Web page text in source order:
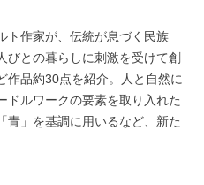
ト作家が、伝統が息づく民族
びとの暮らしに刺激を受けて創
作品約30点を紹介。人と自然に
ドルワークの要素を取り入れた
青」を基調に用いるなど、新た